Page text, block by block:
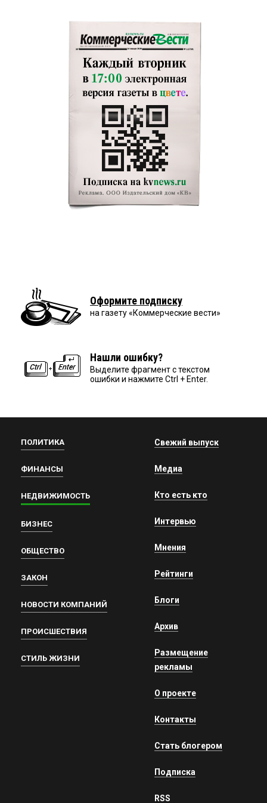
Оформите подписку
на газету «Коммерческие вести»
Нашли ошибку?
Выделите фрагмент с текстом
ошибки и нажмите Ctrl + Enter.
ПОЛИТИКА
ФИНАНСЫ
НЕДВИЖИМОСТЬ
БИЗНЕС
ОБЩЕСТВО
ЗАКОН
НОВОСТИ КОМПАНИЙ
ПРОИСШЕСТВИЯ
СТИЛЬ ЖИЗНИ
Свежий выпуск
Медиа
Кто есть кто
Интервью
Мнения
Рейтинги
Блоги
Архив
Размещение
рекламы
О проекте
Контакты
Стать блогером
Подписка
RSS